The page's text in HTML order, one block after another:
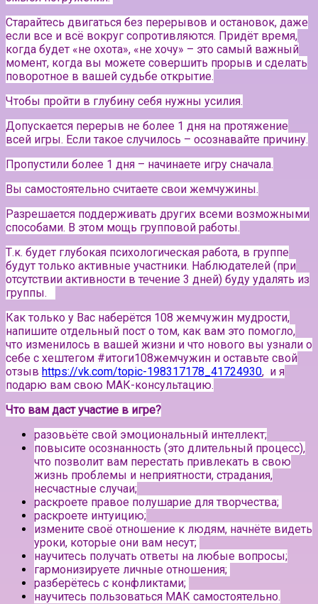
Старайтесь двигаться без перерывов и остановок, даже
если все и всё вокруг сопротивляются. Придёт время,
когда будет «не охота», «не хочу» – это самый важный
момент, когда вы можете совершить прорыв и сделать
поворотное в вашей судьбе открытие.
Чтобы пройти в глубину себя нужны усилия.
Допускается перерыв не более 1 дня на протяжение
всей игры. Если такое случилось – осознавайте причину.
Пропустили более 1 дня – начинаете игру сначала.
Вы самостоятельно считаете свои жемчужины.
Разрешается поддерживать других всеми возможными
способами. В этом мощь групповой работы.
Т.к. будет глубокая психологическая работа, в группе
будут только активные участники. Наблюдателей (при
отсутствии активности в течение 3 дней) буду удалять из
группы.⠀
Как только у Вас наберётся 108 жемчужин мудрости,
напишите отдельный пост о том, как вам это помогло,
что изменилось в вашей жизни и что нового вы узнали о
себе с хештегом #итоги108жемчужин и оставьте свой
отзыв https://vk.com/topic-198317178_41724930, и я
подарю вам свою МАК-консультацию.
Что вам даст участие в игре?
разовьёте свой эмоциональный интеллект;
повысите осознанность (это длительный процесс),
что позволит вам перестать привлекать в свою
жизнь проблемы и неприятности, страдания,
несчастные случаи;
раскроете правое полушарие для творчества;
раскроете интуицию;
измените своё отношение к людям, начнёте видеть
уроки, которые они вам несут;
научитесь получать ответы на любые вопросы;
гармонизируете личные отношения;
разберётесь с конфликтами;
научитесь пользоваться МАК самостоятельно.